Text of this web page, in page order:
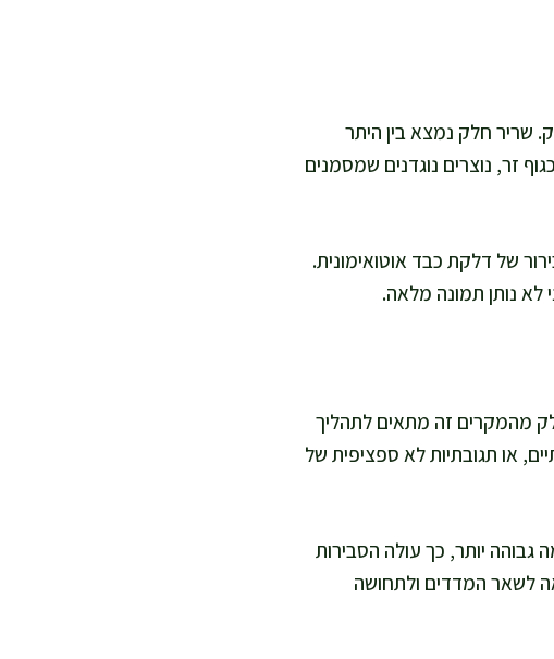
שריר חלק נמצא בין היתר
זר, נוצרים נוגדנים שמסמנים
של דלקת כבד אוטואימונית.
לא נותן תמונה מלאה.
מהמקרים זה מתאים לתהליך
או תגובתיות לא ספציפית של
גבוהה יותר, כך עולה הסבירות
לשאר המדדים ולתחושה